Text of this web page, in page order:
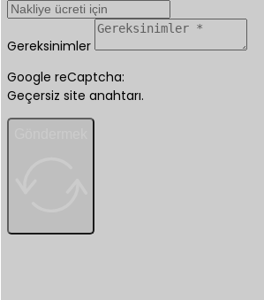
Gereksinimler
Google reCaptcha:
Geçersiz site anahtarı.